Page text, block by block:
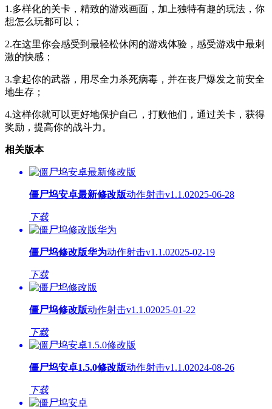
1.多样化的关卡，精致的游戏画面，加上独特有趣的玩法，你
想怎么玩都可以；
2.在这里你会感受到最轻松休闲的游戏体验，感受游戏中最刺
激的快感；
3.拿起你的武器，用尽全力杀死病毒，并在丧尸爆发之前安全
地生存；
4.这样你就可以更好地保护自己，打败他们，通过关卡，获得
奖励，提高你的战斗力。
相关版本
僵尸坞安卓最新修改版动作射击v1.1.02025-06-28
下载
僵尸坞修改版华为动作射击v1.1.02025-02-19
下载
僵尸坞修改版动作射击v1.1.02025-01-22
下载
僵尸坞安卓1.5.0修改版动作射击v1.1.02024-08-26
下载